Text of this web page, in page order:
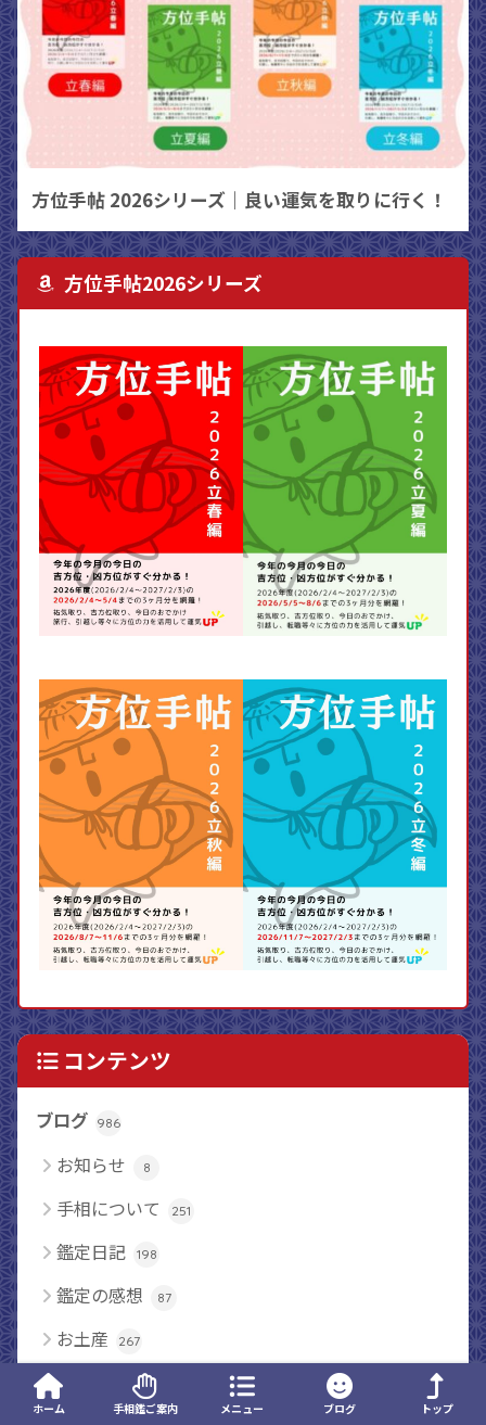
方位手帖 2026シリーズ｜良い運気を取りに行く！
方位手帖2026シリーズ
コンテンツ
ブログ 986
お知らせ 8
手相について 251
鑑定日記 198
鑑定の感想 87
お土産 267
LINEコールde鑑定
ホーム 手相鑑ご案内 メニュー ブログ トップ